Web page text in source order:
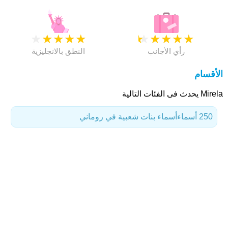
★
★
★
★
النطق بالانجليزية
★
★
★
★
★
رأي الأجانب
الأقسام
Mirela يحدث فى الفئات التالية
أسماء بنات شعبية في روماني 250 أسماء